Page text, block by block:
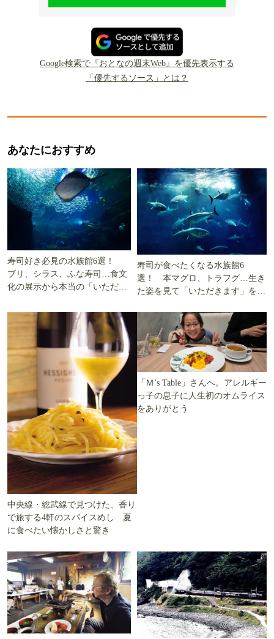
Google検索で『おとなの週末Web』を優先表示する
「優先するソース」とは？
あなたにおすすめ
寿司好き必見の水族館6選！
ブリ、シラス、ふな寿司…食文
化の展示から本当の「いただき
寿司が食べたくなる水族館6
選！ 本マグロ、トラフグ…生き
た姿を見て「いただきます」を考
中央線・総武線で見つけた、香り
で旅する4軒のスパイスめし 夏
に食べたい懐かしさと驚き
「Ｍ’s Table」さんへ。アレルギー
っ子の息子に人生初のオムライス
をありがとう